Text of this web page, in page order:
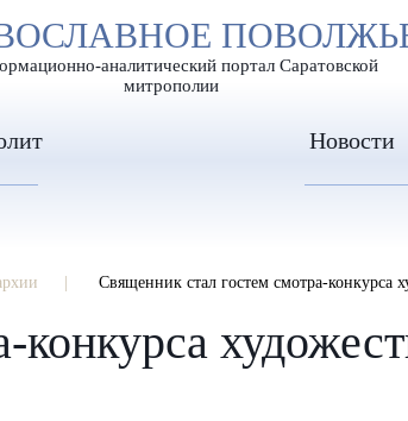
А А А
аналитический портал Саратовской
митрополии
Новости
Священник стал гостем смотра-конкурса